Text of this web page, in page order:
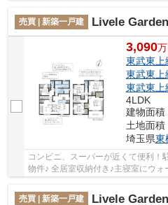
売買 | 新築一戸建
Livele Garden.S 東松
3,090万
東武東上
東武東上
東武東上
4LDK
建物面積
土地面積
埼玉県東
コンビニ、スーパーが近くて便利！
物件♪ 全居室収納付き♪主寝室にウォ
富♪ 浴室乾燥機や浄水器など生活に
売買 | 新築一戸建
Livele Garden.S 東松